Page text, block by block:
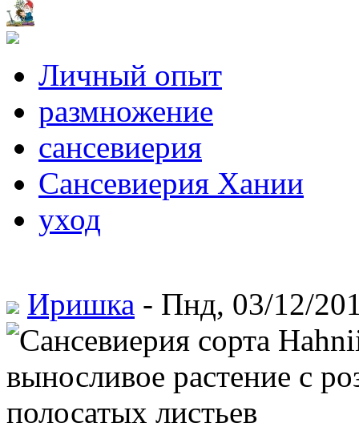
Личный опыт
размножение
сансевиерия
Сансевиерия Хании
уход
Иришка - Пнд, 03/12/